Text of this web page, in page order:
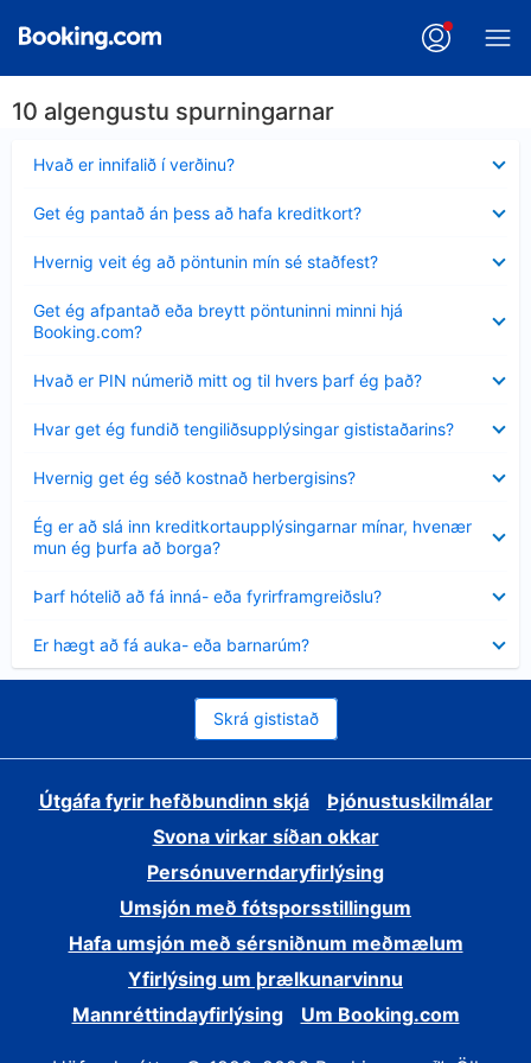
10 algengustu spurningarnar
Hvað er innifalið í verðinu?
sýnt
Get ég pantað án þess að hafa kreditkort?
sýnt
Hvernig veit ég að pöntunin mín sé staðfest?
sýnt
Get ég afpantað eða breytt pöntuninni minni hjá
Booking.com?
sýnt
Hvað er PIN númerið mitt og til hvers þarf ég það?
sýnt
Hvar get ég fundið tengiliðsupplýsingar gististaðarins?
sýnt
Hvernig get ég séð kostnað herbergisins?
sýnt
Ég er að slá inn kreditkortaupplýsingarnar mínar, hvenær
mun ég þurfa að borga?
Minna
sýnt
Þarf hótelið að fá inná- eða fyrirframgreiðslu?
sýnt
Er hægt að fá auka- eða barnarúm?
sýnt
Skrá gististað
Útgáfa fyrir hefðbundinn skjá
Þjónustuskilmálar
Svona virkar síðan okkar
Persónuverndaryfirlýsing
Umsjón með fótsporsstillingum
Hafa umsjón með sérsniðnum meðmælum
Yfirlýsing um þrælkunarvinnu
Mannréttindayfirlýsing
Um Booking.com